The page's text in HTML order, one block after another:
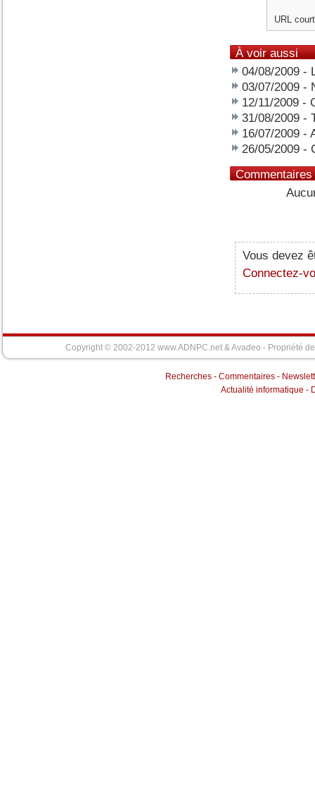
URL
À voir aussi
04/08/2009 -
03/07/2009 -
12/11/2009 -
31/08/2009 -
16/07/2009 -
26/05/2009 -
Commentaires
Vous devez
Connectez-
Copyright © 2002-2012 www.ADNPC.net &Avadeo - Propriété
Recherches - Commentaires -
Actualité informatique -